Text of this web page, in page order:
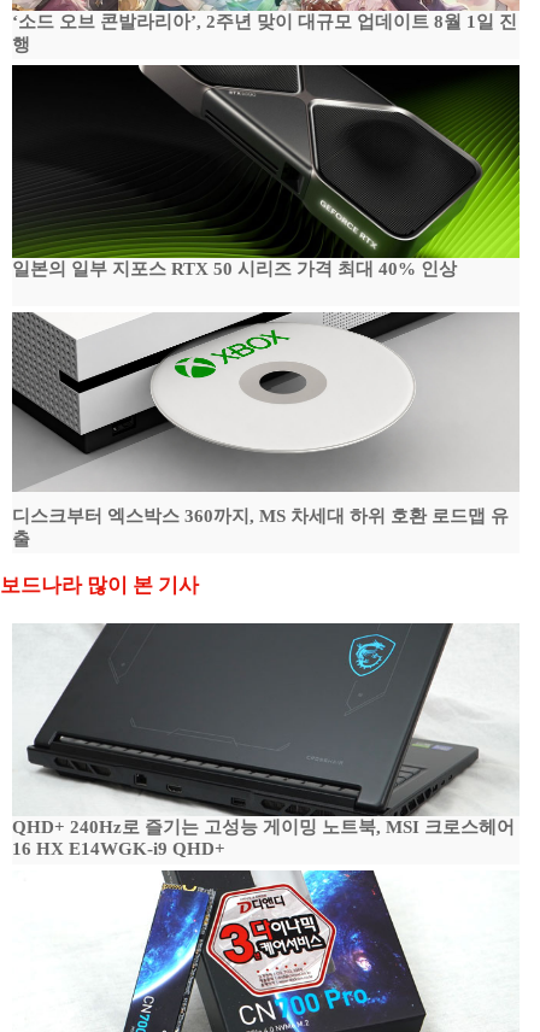
‘소드 오브 콘발라리아’, 2주년 맞이 대규모 업데이트 8월 1일 진
행
일본의 일부 지포스 RTX 50 시리즈 가격 최대 40% 인상
디스크부터 엑스박스 360까지, MS 차세대 하위 호환 로드맵 유
출
보드나라 많이 본 기사
QHD+ 240Hz로 즐기는 고성능 게이밍 노트북, MSI 크로스헤어
16 HX E14WGK-i9 QHD+